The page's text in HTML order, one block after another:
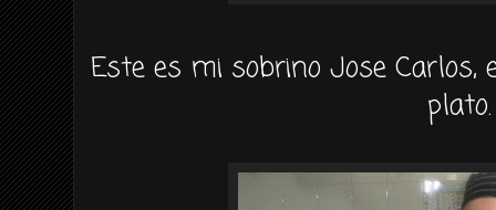
Este es mi sobrino Jose Carlos,
plato.